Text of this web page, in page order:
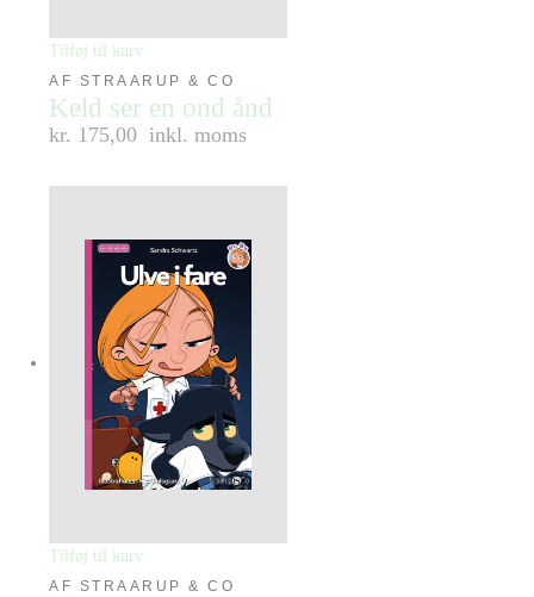
Tilføj til kurv
AF STRAARUP & CO
Keld ser en ond ånd
kr. 175,00 inkl. moms
Tilføj til kurv
AF STRAARUP & CO